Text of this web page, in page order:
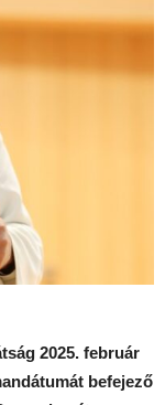
2025. február
befejező